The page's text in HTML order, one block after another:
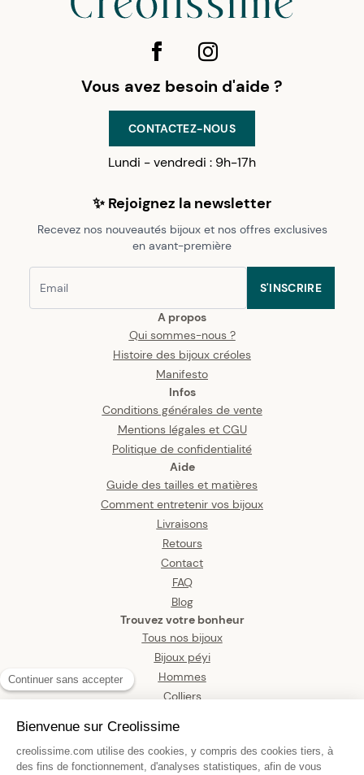
A propos
Qui sommes-nous ?
Histoire des bijoux créoles
Manifesto
Infos
Conditions générales de vente
Mentions légales et CGU
Politique de confidentialité
Aide
Guide des tailles et matières
Comment entretenir vos bijoux
Livraisons
Retours
Contact
FAQ
Blog
Trouvez votre bonheur
Tous nos bijoux
Bijoux péyi
Hommes
Colliers
Bracelets
Pendentifs
Vous avez besoin d'aide ?
CONTACTEZ-NOUS
Lundi - vendredi : 9h-17h
✨ Rejoignez la newsletter
Recevez nos nouveautés bijoux et nos offres exclusives
en avant-première
S'INSCRIRE